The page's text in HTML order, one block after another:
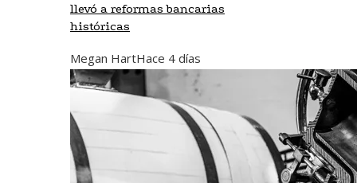
llevó a reformas bancarias
históricas
Megan HartHace 4 días